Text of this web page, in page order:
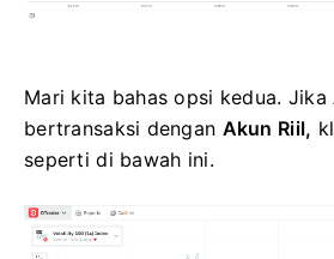
Mari kita bahas opsi kedua. Jika
bertransaksi dengan Akun Riil,
seperti di bawah ini.